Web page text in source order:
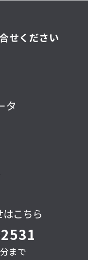
せください
タ
こちら
まで